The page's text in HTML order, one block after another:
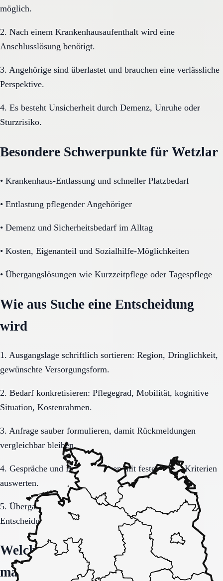
möglich.
2. Nach einem Krankenhausaufenthalt wird eine
Anschlusslösung benötigt.
3. Angehörige sind überlastet und brauchen eine verlässliche
Perspektive.
4. Es besteht Unsicherheit durch Demenz, Unruhe oder
Sturzrisiko.
Besondere Schwerpunkte für Wetzlar
• Krankenhaus-Entlassung und schneller Platzbedarf
• Entlastung pflegender Angehöriger
• Demenz und Sicherheitsbedarf im Alltag
• Kosten, Eigenanteil und Sozialhilfe-Möglichkeiten
• Übergangslösungen wie Kurzzeitpflege oder Tagespflege
Wie aus Suche eine Entscheidung
wird
1. Ausgangslage schriftlich sortieren: Region, Dringlichkeit,
gewünschte Versorgungsform.
2. Bedarf konkretisieren: Pflegegrad, Mobilität, kognitive
Situation, Kostenrahmen.
3. Anfrage sauber formulieren, damit Rückmeldungen
vergleichbar bleiben.
4. Gespräche und Besichtigungen mit festen Muss-Kriterien
auswerten.
5. Übergang, Kommunikation und Kosten vor der
Entscheidung vollständig klären.
Welche Fragen den Unterschied
machen